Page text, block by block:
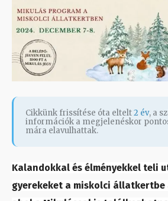
Cikkünk frissítése óta eltelt2 év, a
információk a megjelenéskor
mára elavulhattak.
Kalandokkal és élményekkel teli
gyerekeket a miskolci állatkertbe